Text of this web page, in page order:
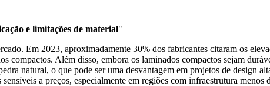
e limitações de material"
Em 2023, aproximadamente 30% dos fabricantes citaram os
compactos. Além disso, embora os laminados compactos sejam
natural, o que pode ser uma desvantagem em projetos de design
a preços, especialmente em regiões com infraestrutura menos